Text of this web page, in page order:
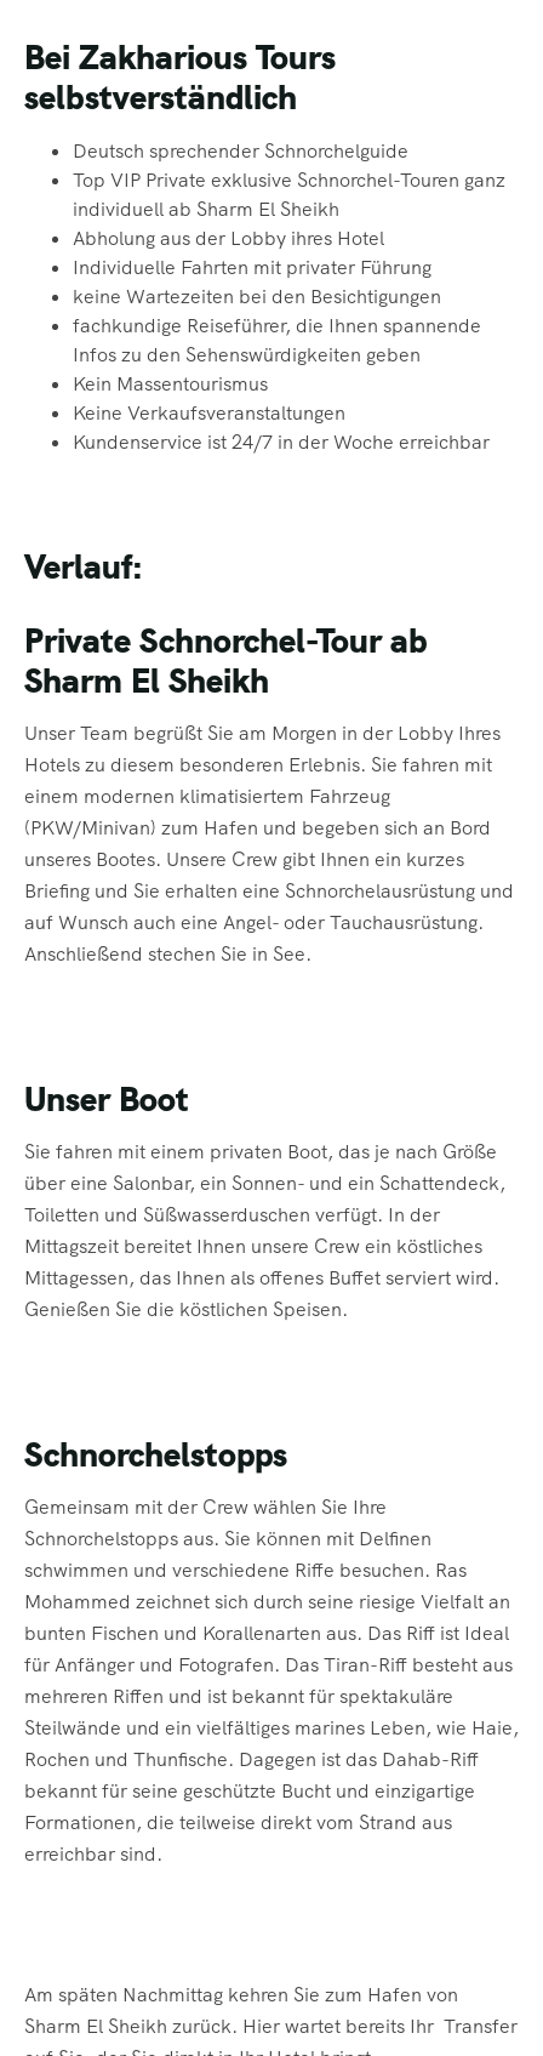
Bei Zakharious Tours
selbstverständlich
Deutsch sprechender Schnorchelguide
Top VIP Private exklusive Schnorchel-Touren ganz
individuell ab Sharm El Sheikh
Abholung aus der Lobby ihres Hotel
Individuelle Fahrten mit privater Führung
keine Wartezeiten bei den Besichtigungen
fachkundige Reiseführer, die Ihnen spannende
Infos zu den Sehenswürdigkeiten geben
Kein Massentourismus
Keine Verkaufsveranstaltungen
Kundenservice ist 24/7 in der Woche erreichbar
Verlauf:
Private Schnorchel-Tour ab
Sharm El Sheikh
Unser Team begrüßt Sie am Morgen in der Lobby Ihres
Hotels zu diesem besonderen Erlebnis. Sie fahren mit
einem modernen klimatisiertem Fahrzeug
(PKW/Minivan) zum Hafen und begeben sich an Bord
unseres Bootes. Unsere Crew gibt Ihnen ein kurzes
Briefing und Sie erhalten eine Schnorchelausrüstung und
auf Wunsch auch eine Angel- oder Tauchausrüstung.
Anschließend stechen Sie in See.
Unser Boot
Sie fahren mit einem privaten Boot, das je nach Größe
über eine Salonbar, ein Sonnen- und ein Schattendeck,
Toiletten und Süßwasserduschen verfügt. In der
Mittagszeit bereitet Ihnen unsere Crew ein köstliches
Mittagessen, das Ihnen als offenes Buffet serviert wird.
Genießen Sie die köstlichen Speisen.
Schnorchelstopps
Gemeinsam mit der Crew wählen Sie Ihre
Schnorchelstopps aus. Sie können mit Delfinen
schwimmen und verschiedene Riffe besuchen. Ras
Mohammed zeichnet sich durch seine riesige Vielfalt an
bunten Fischen und Korallenarten aus. Das Riff ist Ideal
für Anfänger und Fotografen. Das Tiran-Riff besteht aus
mehreren Riffen und ist bekannt für spektakuläre
Steilwände und ein vielfältiges marines Leben, wie Haie,
Rochen und Thunfische. Dagegen ist das Dahab-Riff
bekannt für seine geschützte Bucht und einzigartige
Formationen, die teilweise direkt vom Strand aus
erreichbar sind.
Am späten Nachmittag kehren Sie zum Hafen von
Sharm El Sheikh zurück. Hier wartet bereits Ihr Transfer